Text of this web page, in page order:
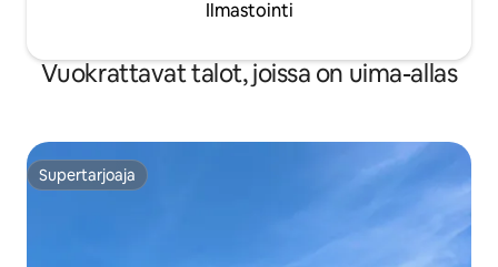
Ilmastointi
Vuokrattavat talot, joissa on uima-allas
Supertarjoaja
Supertarjoaja